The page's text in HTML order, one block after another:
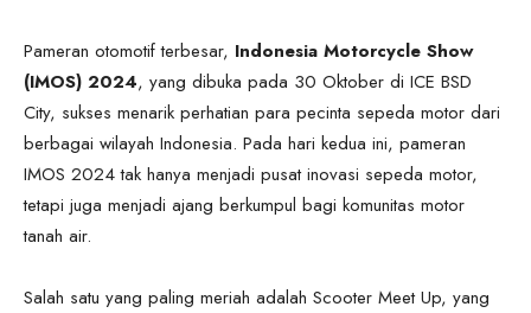
Pameran otomotif terbesar, Indonesia Motorcycle Show
(IMOS) 2024, yang dibuka pada 30 Oktober di ICE BSD
City, sukses menarik perhatian para pecinta sepeda motor dari
berbagai wilayah Indonesia. Pada hari kedua ini, pameran
IMOS 2024 tak hanya menjadi pusat inovasi sepeda motor,
tetapi juga menjadi ajang berkumpul bagi komunitas motor
tanah air.
Salah satu yang paling meriah adalah Scooter Meet Up, yang